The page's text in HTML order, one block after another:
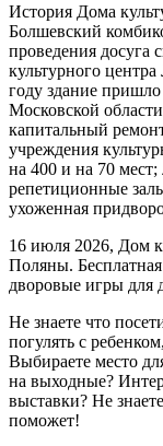
История Дома
Болшевский
проведения досуга
культурного
году здание
Московской
капитальный
учреждения
на 400 и на 70
репетиционные
ухоженная
16 июля 2026, Дом
Поляны.
дворовые игры для
Не знаете что
погулять с
Выбираете место
на выходные?
выставки? Не
поможет!